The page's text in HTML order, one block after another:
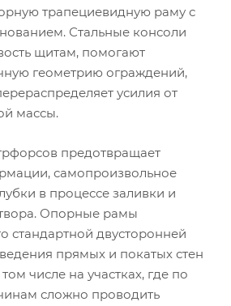
трапециевидную раму с
Стальные консоли
щитам, помогают
геометрию ограждений,
усилия от
массы.
предотвращает
самопроизвольное
в процессе заливки и
Опорные рамы
стандартной двусторонней
прямых и покатых стен
числе на участках, где по
сложно проводить